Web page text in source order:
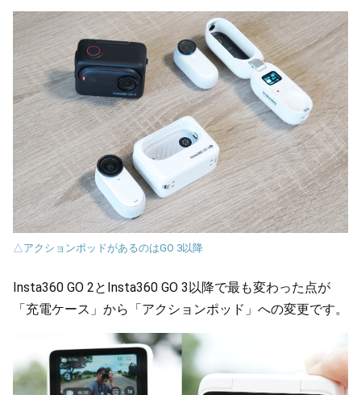
△アクションポッドがあるのはGO 3以降
Insta360 GO 2とInsta360 GO 3以降で最も変わった点が
「充電ケース」から「アクションポッド」への変更です。